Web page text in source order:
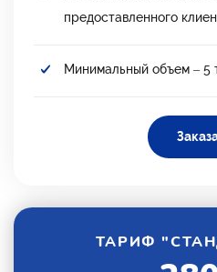
предоставленного
Минимальный объем – 5
ТАРИФ